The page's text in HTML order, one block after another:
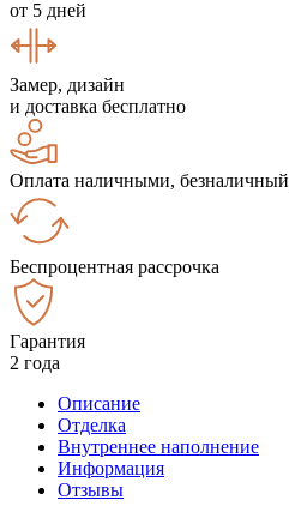
от 5 дней
Замер, дизайн
и доставка бесплатно
Оплата наличными, безналичный
Беспроцентная рассрочка
Гарантия
2 года
Описание
Отделка
Внутреннее наполнение
Информация
Отзывы